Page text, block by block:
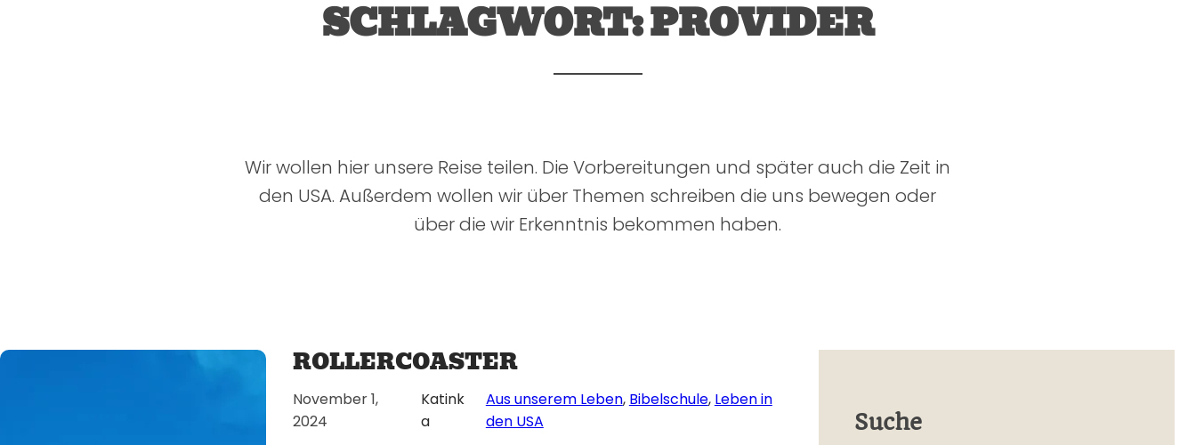
SCHLAGWORT:PROVIDER
Wir wollen hier unsere Reise teilen. Die Vorbereitungen und später auch die Zeit in
den USA. Außerdem wollen wir über Themen schreiben die uns bewegen oder
über die wir Erkenntnis bekommen haben.
ROLLERCOASTER
November 1,
2024
Katink
a
Aus unserem Leben, Bibelschule, Leben in
den USA
Suche